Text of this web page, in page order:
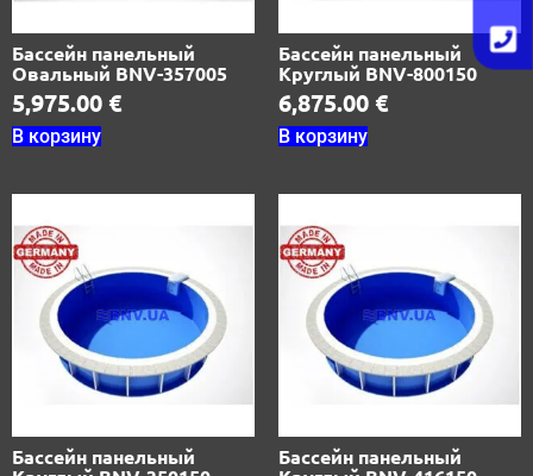
Бассейн панельный
Овальный BNV-357005
5,975.00 €
В корзину
Бассейн панельный
Круглый BNV-800150
6,875.00 €
В корзину
Бассейн панельный
Бассейн панельный